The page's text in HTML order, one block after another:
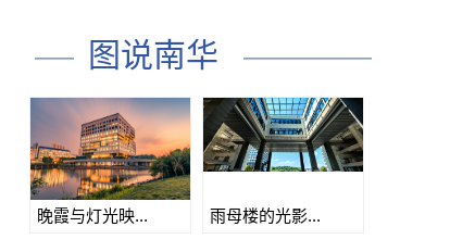
图说南华
晚霞与灯光映... 雨母楼的光影...